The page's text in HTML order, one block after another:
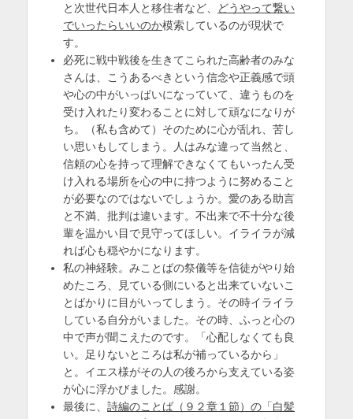
と次世代日本人と移住者など、
どうやって繋い
でいったらいいのか模索しているのが現状で
す。
必死に戦中戦後を生きてこられた高齢者のみな
さんは、こうあるべきという信念や正義感で頭
や心の中がいっぱいになっていて、違うものを
受け入れたり変わることに対して頑なになりが
ち。（私も含めて）そのために心が乱れ、苦し
い思いもしてしまう。人はみな違って当然と、
信頼の心を持って理解できなくてもいったん受
け入れる場所を心の中に持つように努めること
が必要なのではないでしょうか。愛のある助言
と不満、批判は違います。不出来で不十分な後
輩を温かい目で見守ってほしい。イライラが減
れば心も穏やかになります。
私の神経験。みことばの祭儀等を信徒がやり始
めたころ、見ている側にいると出来ていないこ
とばかりに目がいってしまう。その時イライラ
している自分がいました。その時、ふっと心の
中で声が聞こえたのです。「心配しなくても良
い。足りないところは私が補っているから」
と。イエス様がその人の後ろから支えている姿
が心に浮かびました。感謝。
最後に、 詩編のことば（９２章１節）の「白髪